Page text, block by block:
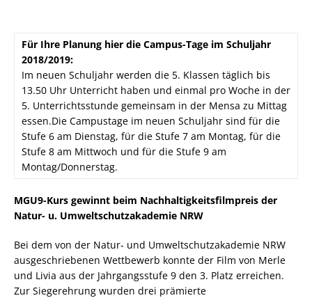
Für Ihre Planung hier die Campus-Tage im Schuljahr
2018/2019:
Im neuen Schuljahr werden die 5. Klassen täglich bis
13.50 Uhr Unterricht haben und einmal pro Woche in der
5. Unterrichtsstunde gemeinsam in der Mensa zu Mittag
essen.Die Campustage im neuen Schuljahr sind für die
Stufe 6 am Dienstag, für die Stufe 7 am Montag, für die
Stufe 8 am Mittwoch und für die Stufe 9 am
Montag/Donnerstag.
MGU9-Kurs gewinnt beim Nachhaltigkeitsfilmpreis der
Natur- u. Umweltschutzakademie NRW
Bei dem von der Natur- und Umweltschutzakademie NRW
ausgeschriebenen Wettbewerb konnte der Film von Merle
und Livia aus der Jahrgangsstufe 9 den 3. Platz erreichen.
Zur Siegerehrung wurden drei prämierte